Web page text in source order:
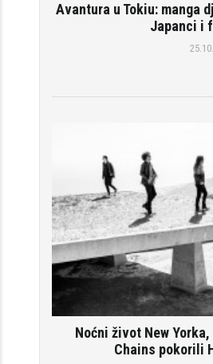
Avantura u Tokiu: manga
Japanci i
Noćni život New
Chains pokorili